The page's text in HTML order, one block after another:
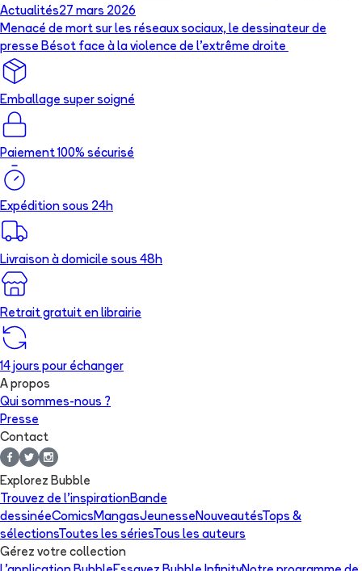
Actualités27 mars 2026
Menacé de mort sur les réseaux sociaux, le dessinateur de
presse Bésot face à la violence de l’extrême droite
Emballage super soigné
Paiement 100% sécurisé
Expédition sous 24h
Livraison à domicile sous 48h
Retrait gratuit en librairie
14 jours pour échanger
A propos
Qui sommes-nous ?
Presse
Contact
Explorez Bubble
Trouvez de l'inspirationBande
dessinéeComicsMangasJeunesseNouveautésTops &
sélectionsToutes les sériesTous les auteurs
Gérez votre collection